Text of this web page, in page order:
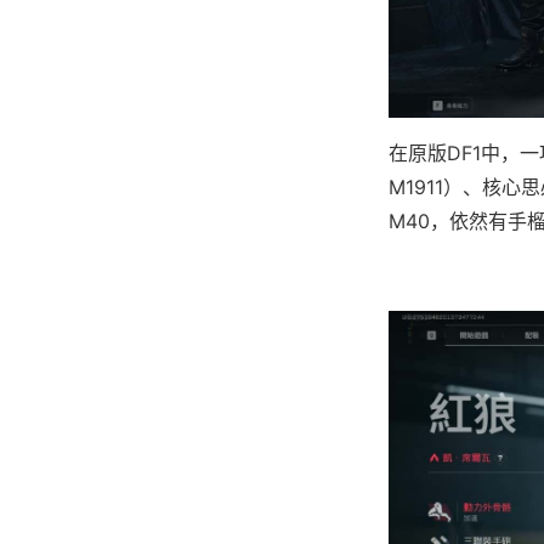
在原版DF1中，
M1911）、核心
M40，依然有手